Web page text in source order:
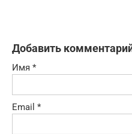
Добавить
Имя *
Email *